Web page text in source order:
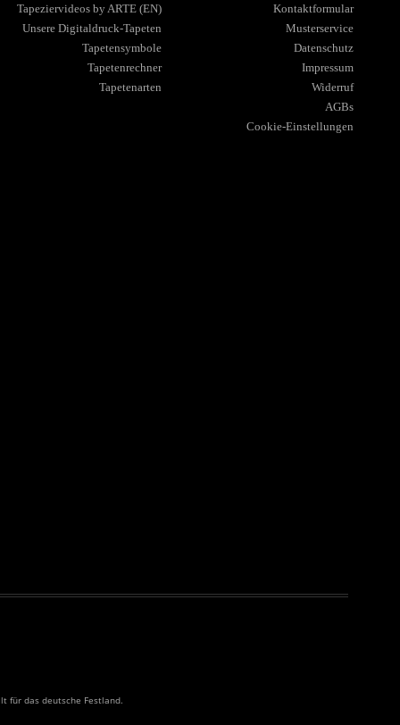
Tapeziervideos by ARTE (EN)
Unsere Digitaldruck-Tapeten
Tapetensymbole
Tapetenrechner
Tapetenarten
Kontaktformular
Musterservice
Datenschutz
Impressum
Widerruf
AGBs
Cookie-Einstellungen
für das deutsche Festland.